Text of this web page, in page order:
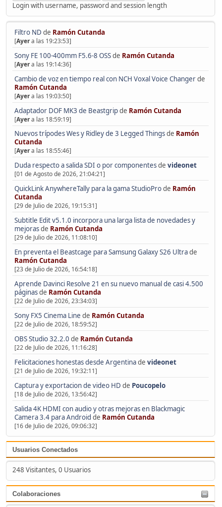
Login with username, password and session length
Filtro ND de Ramón Cutanda
[Ayera las 19:23:53]
Sony FE 100-400mm F5.6-8 OSSde Ramón Cutanda
[Ayera las 19:14:36]
Cambio de voz en tiempo real con NCH Voxal Voice Changerde
Ramón Cutanda
[Ayera las 19:03:50]
Adaptador DOF MK3 de Beastgripde Ramón Cutanda
[Ayera las 18:59:19]
Nuevos trípodes Wes y Ridley de 3 Legged Thingsde Ramón
Cutanda
[Ayera las 18:55:46]
Duda respecto a salida SDI o por componentesde videonet
[01 de Agosto de 2026, 21:04:21]
QuickLink AnywhereTally para la gama StudioProde Ramón
Cutanda
[29 de Julio de 2026, 19:15:31]
Subtitle Edit v5.1.0 incorpora una larga lista de novedades y
mejorasde Ramón Cutanda
[29 de Julio de 2026, 11:08:10]
En preventa el Beastcage para Samsung Galaxy S26 Ultrade
Ramón Cutanda
[23 de Julio de 2026, 16:54:18]
Aprende Davinci Resolve 21 en su nuevo manual de casi 4.500
páginasde Ramón Cutanda
[22 de Julio de 2026, 23:34:03]
Sony FX5 Cinema Line de Ramón Cutanda
[22 de Julio de 2026, 18:59:52]
OBS Studio 32.2.0 de Ramón Cutanda
[22 de Julio de 2026, 11:16:28]
Felicitaciones honestas desde Argentinade videonet
[21 de Julio de 2026, 19:32:11]
Captura y exportacion de video HD de Poucopelo
[18 de Julio de 2026, 13:56:42]
Salida 4K HDMI con audio y otras mejoras en Blackmagic
Camera 3.4 para Android de Ramón Cutanda
[16 de Julio de 2026, 09:06:32]
Usuarios Conectados
248 Visitantes, 0 Usuarios
Colaboraciones